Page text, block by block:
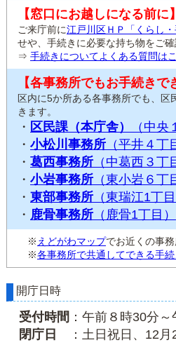
【窓口にお越しになる前に】
ご来庁前に江戸川区ＨＰ「くらし・
せや、手続きに必要な持ち物をご確
⇒ 手続きについてよくある質問は
【各事務所でもお手続きで
区内に5か所ある各事務所でも、区
きます。
・ 区民課（本庁舎）
（中央
・ 小松川事務所 （平井４丁
・ 葛西事務所 （中葛西３丁
・ 小岩事務所 （東小岩６丁
・ 東部事務所 （東瑞江1丁目
・ 鹿骨事務所 （鹿骨1丁目）
※ えどがわマップでお近くの事務
※各事務所で共通してできる手
開庁日時
受付時間 ：午前８時30分
閉庁日
：土日祝日、12月